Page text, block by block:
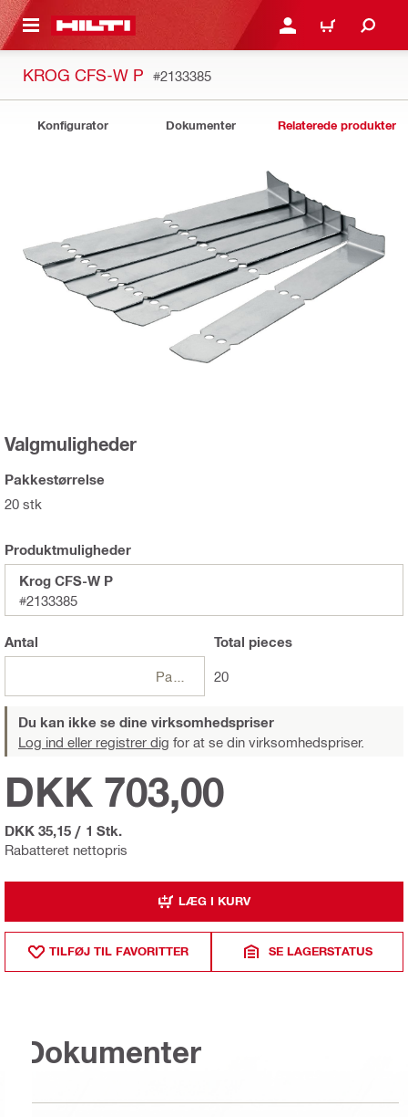
HOVEDINDHOLD LOG IND ELLER
INDKØBSKURV
KROG CFS-W P #2133385
Konfigurator Dokumenter Relaterede produkter
Valgmuligheder
Pakkestørrelse
20 stk
Produktmuligheder
Krog CFS-W P
#2133385
Antal Total pieces
20
Du kan ikke se dine virksomhedspriser
Log ind eller registrer dig for at se din virksomhedspriser.
Rabatteret nettopris
DKK 703,00
DKK 35,15 / 1 Stk.
LÆG I KURV
TILFØJ TIL FAVORITTER SE LAGERSTATUS
Dokumenter